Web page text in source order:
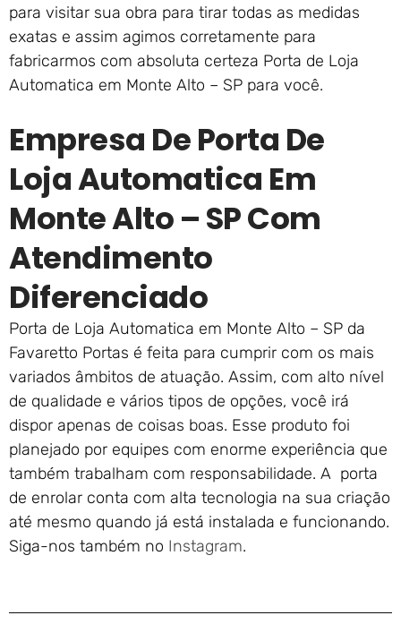
para visitar sua obra para tirar todas as medidas
exatas e assim agimos corretamente para
fabricarmos com absoluta certeza Porta de Loja
Automatica em Monte Alto – SP para você.
Empresa De Porta De
Loja Automatica Em
Monte Alto – SP Com
Atendimento
Diferenciado
Porta de Loja Automatica em Monte Alto – SP da
Favaretto Portas é feita para cumprir com os mais
variados âmbitos de atuação. Assim, com alto nível
de qualidade e vários tipos de opções, você irá
dispor apenas de coisas boas. Esse produto foi
planejado por equipes com enorme experiência que
também trabalham com responsabilidade. A porta
de enrolar conta com alta tecnologia na sua criação
até mesmo quando já está instalada e funcionando.
Siga-nos também no Instagram.